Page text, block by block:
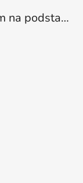
Gravírované poděkování rodičům na podstavci